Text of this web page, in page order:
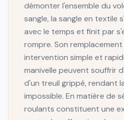
démonter l'ensemble du
sangle, la sangle en textile
avec le temps et finit par
rompre. Son
intervention simple et
manivelle peuvent souffrir
d'un treuil grippé, rendant
impossible. En matière de
roulants constituent une